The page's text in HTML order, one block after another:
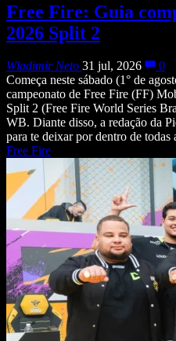
Free Fire: Guia
2026 Split 2
Wladimir Neto 31 jul, 2026
0
Começa neste sábado (1° de
campeonato de Free Fire (FF)
Split 2 (Free Fire World Series
WB. Diante disso, a redação da
para te deixar por dentro de
Free Fire